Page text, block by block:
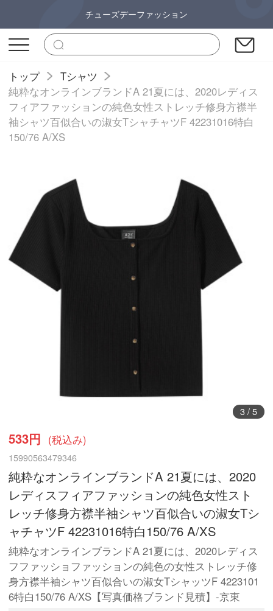
チューズデーファッション
トップ
Tシャツ
純粋なオンラインブランドA 21夏には、2020レディス
フィアファッションの純色女性ストレッチ修身方襟半
袖シャツ百似合いの淑女TシャチャツF 42231016特白
150/76 A/XS
3/ 5
533円 (税込み)
15990563479346
純粋なオンラインブランドA 21夏には、2020
レディスフィアファッションの純色女性スト
レッチ修身方襟半袖シャツ百似合いの淑女Tシ
ャチャツF 42231016特白150/76 A/XS
純粋なオンラインブランドA 21夏には、2020レディス
フファッショファッションの純色の女性ストレッチ修
身方襟半袖シャツ百似合いの淑女TシャッツF 4223101
6特白150/76 A/XS【写真価格ブランド見積】-京東